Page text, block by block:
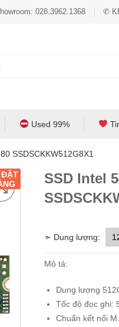
028.3962.1368 ✆
Used 99%
SSDSCKKW512G8X1
ĐẶT
SSD Intel
➣ Dung lượng:
Mô tả:
Dung lượng
Tốc độ đọc ghi:
Chuẩn kết nối